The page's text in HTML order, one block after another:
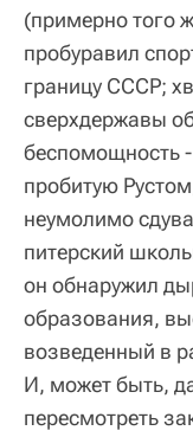
(примерно того
пробуравил
границу СССР;
сверхдержавы
беспомощность
пробитую
неумолимо
питерский
он обнаружил
образования,
возведенный в
И, может быть,
пересмотреть